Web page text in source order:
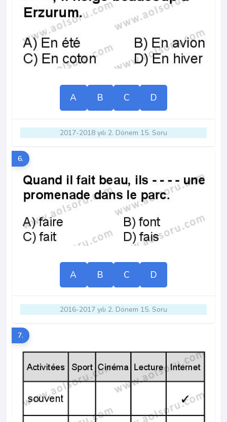
A B C D
2017-2018 yılı 2. Dönem 15. Soru
6.
A B C D
2016-2017 yılı 2. Dönem 15. Soru
7.